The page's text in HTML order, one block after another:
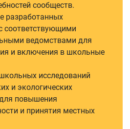
сообществ.
разработанных
соответствующими
ведомствами для
и включения в школьные
исследований
и экологических
повышения
и принятия местных